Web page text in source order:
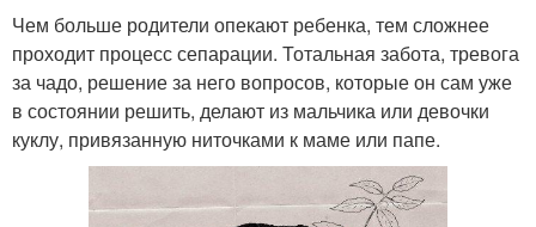
Чем больше родители опекают ребенка, тем сложнее
проходит процесс сепарации. Тотальная забота, тревога
за чадо, решение за него вопросов, которые он сам уже
в состоянии решить, делают из мальчика или девочки
куклу, привязанную ниточками к маме или папе.